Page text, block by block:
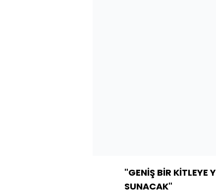
"GENİŞ BİR KİTLEYE
SUNACAK"